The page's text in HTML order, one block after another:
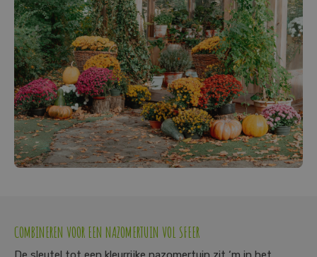
COMBINEREN VOOR EEN NAZOMERTUIN VOL SFEER